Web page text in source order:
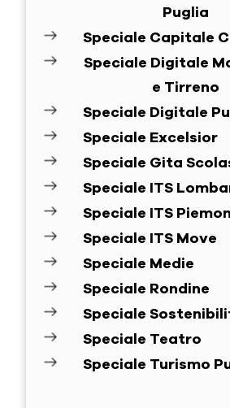
Puglia
Speciale Capitale
Speciale Digitale
e Tirreno
Speciale Digitale
Speciale Excelsior
Speciale Gita
Speciale ITS
Speciale ITS
Speciale ITS Move
Speciale Medie
Speciale Rondine
Speciale
Speciale Teatro
Speciale Turismo